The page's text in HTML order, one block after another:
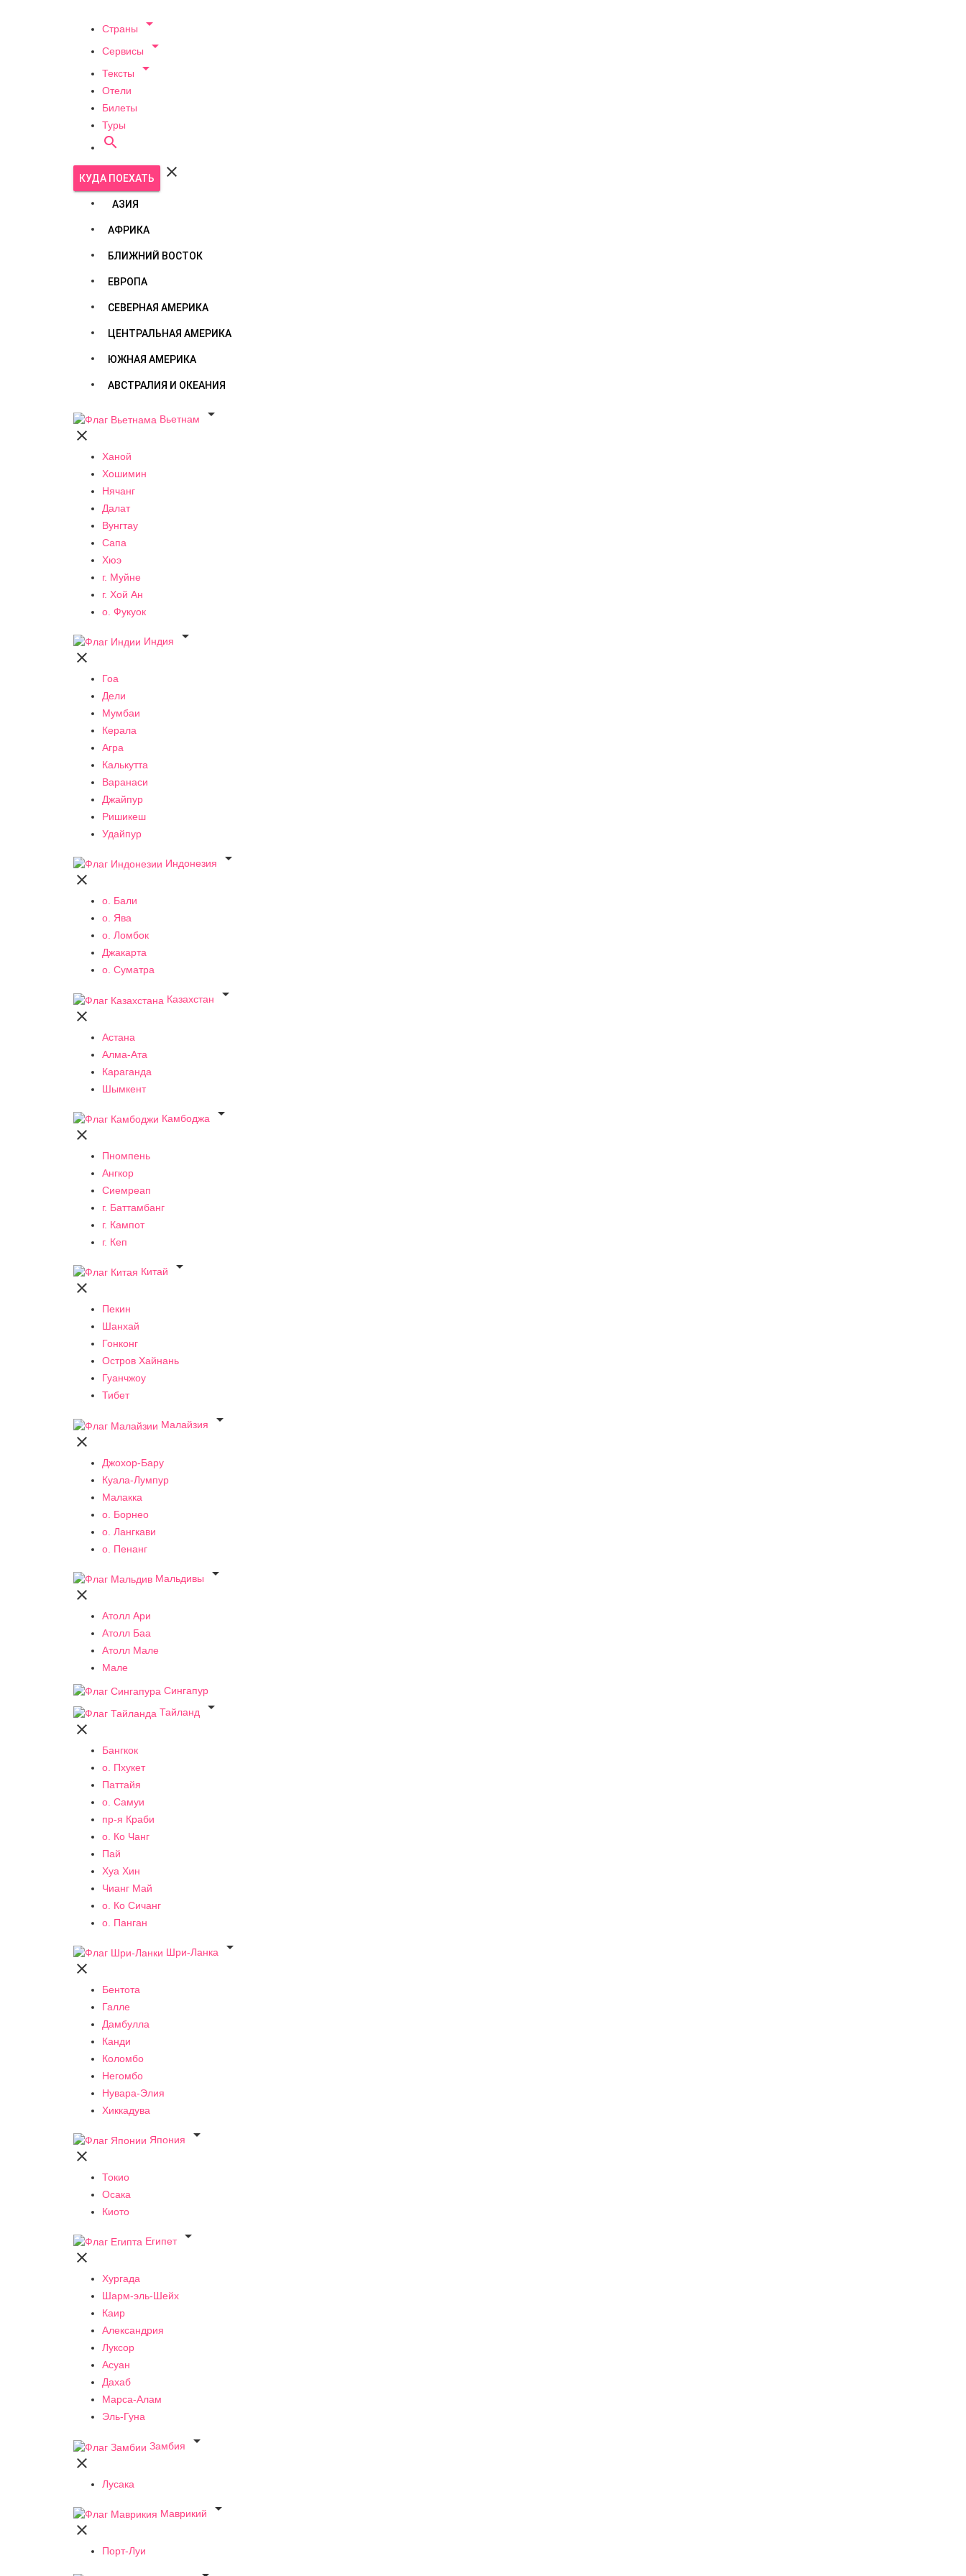
Страны 
Сервисы 
Тексты 
Отели
Билеты
Туры

КУДА ПОЕХАТЬ 
АЗИЯ
АФРИКА
БЛИЖНИЙ ВОСТОК
ЕВРОПА
СЕВЕРНАЯ АМЕРИКА
ЦЕНТРАЛЬНАЯ АМЕРИКА
ЮЖНАЯ АМЕРИКА
АВСТРАЛИЯ И ОКЕАНИЯ
Вьетнам


Ханой
Хошимин
Нячанг
Далат
Вунгтау
Сапа
Хюэ
г. Муйне
г. Хой Ан
о. Фукуок
Индия


Гоа
Дели
Мумбаи
Керала
Агра
Калькутта
Варанаси
Джайпур
Ришикеш
Удайпур
Индонезия


о. Бали
о. Ява
о. Ломбок
Джакарта
о. Суматра
Казахстан


Астана
Алма-Ата
Караганда
Шымкент
Камбоджа


Пномпень
Ангкор
Сиемреап
г. Баттамбанг
г. Кампот
г. Кеп
Китай


Пекин
Шанхай
Гонконг
Остров Хайнань
Гуанчжоу
Тибет
Малайзия


Джохор-Бару
Куала-Лумпур
Малакка
о. Борнео
о. Лангкави
о. Пенанг
Мальдивы


Атолл Ари
Атолл Баа
Атолл Мале
Мале
Сингапур
Тайланд


Бангкок
о. Пхукет
Паттайя
о. Самуи
пр-я Краби
о. Ко Чанг
Пай
Хуа Хин
Чианг Май
о. Ко Сичанг
о. Панган
Шри-Ланка


Бентота
Галле
Дамбулла
Канди
Коломбо
Негомбо
Нувара-Элия
Хиккадува
Япония


Токио
Осака
Киото
Египет


Хургада
Шарм-эль-Шейх
Каир
Александрия
Луксор
Асуан
Дахаб
Марса-Алам
Эль-Гуна
Замбия


Лусака
Маврикий


Порт-Луи